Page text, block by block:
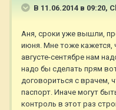
В 11.06.2014 в 09:20,
Аня, сроки уже вышли,
июня. Мне тоже кажется,
августе-сентябре нам
надо бы сделать прям
договориться с врачем,
паспорт. Иначе могут
контроль в этот раз